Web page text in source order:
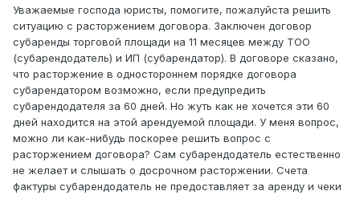
Уважаемые господа юристы, помогите, пожалуйста решить
ситуацию с расторжением договора. Заключен договор
субаренды торговой площади на 11 месяцев между ТОО
(субарендодатель) и ИП (субарендатор). В договоре сказано,
что расторжение в одностороннем порядке договора
субарендатором возможно, если предупредить
субарендодателя за 60 дней. Но жуть как не хочется эти 60
дней находится на этой арендуемой площади. У меня вопрос,
можно ли как-нибудь поскорее решить вопрос с
расторжением договора? Сам субарендодатель естественно
не желает и слышать о досрочном расторжении. Счета
фактуры субарендодатель не предоставляет за аренду и чеки